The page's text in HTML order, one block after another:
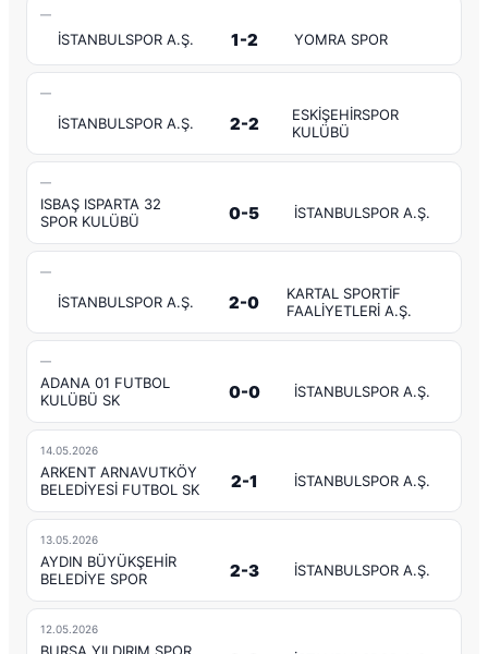
—
İSTANBULSPOR A.Ş. 1-2 YOMRA SPOR
—
İSTANBULSPOR A.Ş. 2-2
ESKİŞEHİRSPOR
KULÜBÜ
—
ISBAŞ ISPARTA 32
SPOR KULÜBÜ
0-5 İSTANBULSPOR A.Ş.
—
İSTANBULSPOR A.Ş. 2-0
KARTAL SPORTİF
FAALİYETLERİ A.Ş.
—
ADANA 01 FUTBOL
KULÜBÜ SK
0-0 İSTANBULSPOR A.Ş.
14.05.2026
ARKENT ARNAVUTKÖY
BELEDİYESİ FUTBOL SK
2-1 İSTANBULSPOR A.Ş.
13.05.2026
AYDIN BÜYÜKŞEHİR
BELEDİYE SPOR
2-3 İSTANBULSPOR A.Ş.
12.05.2026